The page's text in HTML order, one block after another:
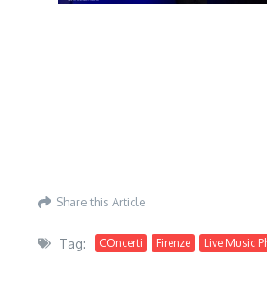
Share this Article
Tag: COncerti Firenze Live Music